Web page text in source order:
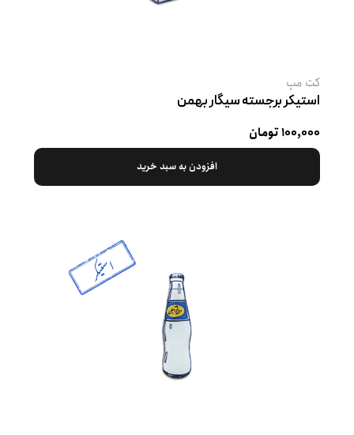
کت‌ مپ
استیکر برجسته سیگار بهمن
۱۰۰,۰۰۰ تومان
افزودن به سبد خرید